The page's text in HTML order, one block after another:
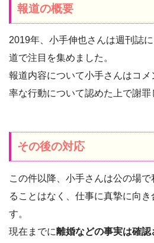
報道の概要
2019年、小手伸也さんは週刊誌
道で注目を集めました。
報道内容について小手さんはコ
率な行動について認めた上で謝罪
その後の対応
この件以降、小手さんは公の場
ることはなく、仕事に真摯に向き
す。
現在までに離婚などの事実は確認